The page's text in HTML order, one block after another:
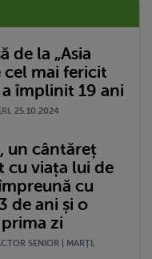
de la „Asia
cel mai fericit
împlinit 19 ani
25.10.2024
un cântăreț
cu viața lui de
cu
de ani și o
zi
SENIOR | MARŢI,